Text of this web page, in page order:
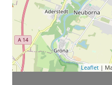
Leaflet |